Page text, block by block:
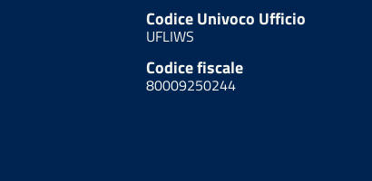
Codice Univoco Ufficio
UFLIWS
Codice fiscale
80009250244